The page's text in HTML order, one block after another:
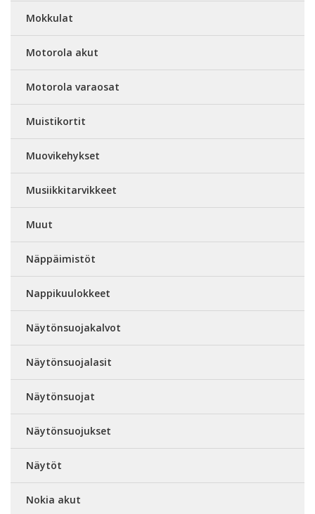
Mokkulat
Motorola akut
Motorola varaosat
Muistikortit
Muovikehykset
Musiikkitarvikkeet
Muut
Näppäimistöt
Nappikuulokkeet
Näytönsuojakalvot
Näytönsuojalasit
Näytönsuojat
Näytönsuojukset
Näytöt
Nokia akut